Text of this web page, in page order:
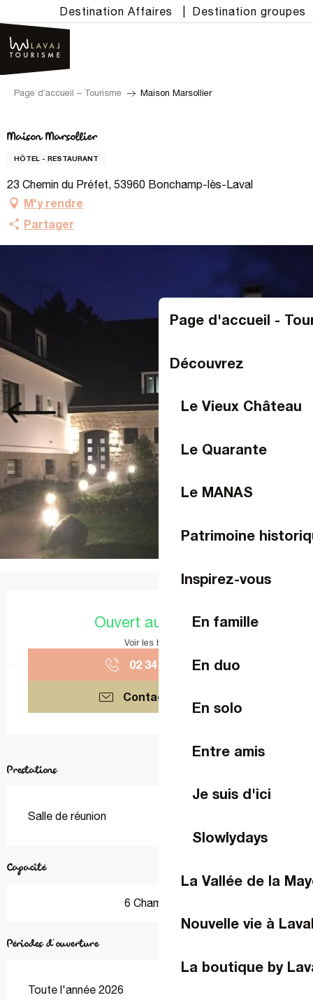
au
contenu
principal
Destination Affaires Destination groupes
Page d'accueil -
Découvrez
Le Vieux Château
Le Quarante
Le MANAS
Patrimoine
Inspirez-vous
En famille
En duo
En solo
Entre amis
Je suis d'ici
Slowlydays
La Vallée de la
Nouvelle vie à
La boutique by
Page d’accueil – Tourisme Maison Marsollier
Maison Marsollier
HÔTEL - RESTAURANT
23 Chemin du Préfet, 53960 Bonchamp-lès-Laval
M'y rendre
Partager
Ouvert aujourd'hui
Voir les horaires
02 34 08 75 ▒▒
Contactez-nous
Prestations
Salle de réunion
Capacité
6 Chambre(s)
Périodes d'ouverture
Toute l'année 2026